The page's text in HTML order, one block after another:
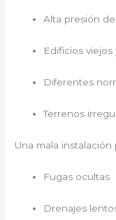
Alta presión
Edificios
Diferentes
Terrenos
Una mala instalación
Fugas ocultas
Drenajes